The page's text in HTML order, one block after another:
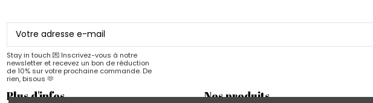
Stay in touch 💌 Inscrivez-vous à notre
newsletter et recevez un bon de réduction
de 10% sur votre prochaine commande. De
rien, bisous 🫶
Plus d'infos Nos produits